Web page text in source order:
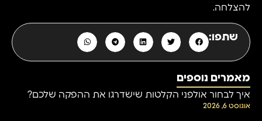
להצלחה.
שתפו:
מאמרים נוספים
איך לבחור אולפני הקלטות שישדרגו את ההפקה שלכם?
אוגוסט 6, 2026